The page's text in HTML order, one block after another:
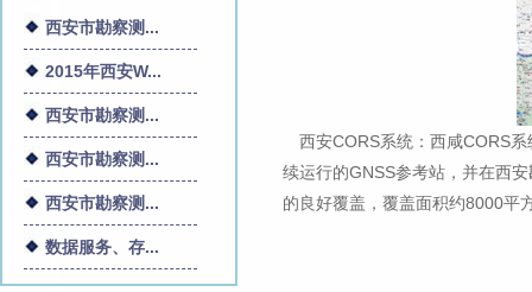
西安市勘察测...
2015年西安W...
西安市勘察测...
西安市勘察测...
西安市勘察测...
数据服务、存...
西安CORS系统：西咸CORS
续运行的GNSS参考站，并在西
的良好覆盖，覆盖面积约8000平